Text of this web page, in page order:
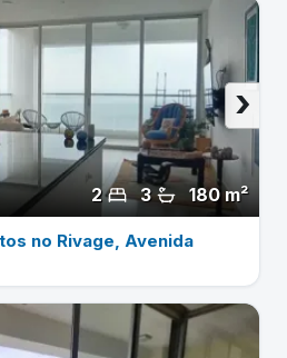
180 m²
3
2
›
no Rivage, Avenida